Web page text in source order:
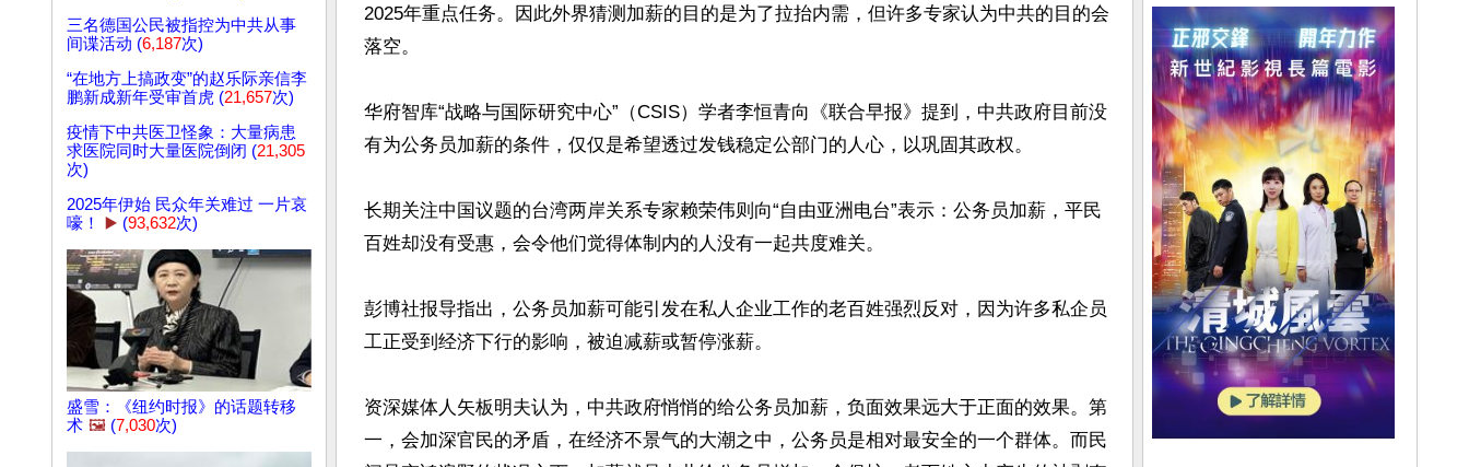
三名德国公民被指控为中共从事
间谍活动 (6,187次)
“在地方上搞政变”的赵乐际亲信李
鹏新成新年受审首虎 (21,657次)
疫情下中共医卫怪象：大量病患
求医院同时大量医院倒闭 (21,305
次)
2025年伊始 民众年关难过 一片哀
嚎！
▶️ (93,632次)
盛雪：《纽约时报》的话题转移
术 🖼️ (7,030次)
2025年重点任务。因此外界猜测加薪的目的是为了拉抬内需，但许多专家认为中共的目的会
落空。
华府智库“战略与国际研究中心”（CSIS）学者李恒青向《联合早报》提到，中共政府目前没
有为公务员加薪的条件，仅仅是希望透过发钱稳定公部门的人心，以巩固其政权。
长期关注中国议题的台湾两岸关系专家赖荣伟则向“自由亚洲电台”表示：公务员加薪，平民
百姓却没有受惠，会令他们觉得体制内的人没有一起共度难关。
彭博社报导指出，公务员加薪可能引发在私人企业工作的老百姓强烈反对，因为许多私企员
工正受到经济下行的影响，被迫减薪或暂停涨薪。
资深媒体人矢板明夫认为，中共政府悄悄的给公务员加薪，负面效果远大于正面的效果。第
一，会加深官民的矛盾，在经济不景气的大潮之中，公务员是相对最安全的一个群体。而民